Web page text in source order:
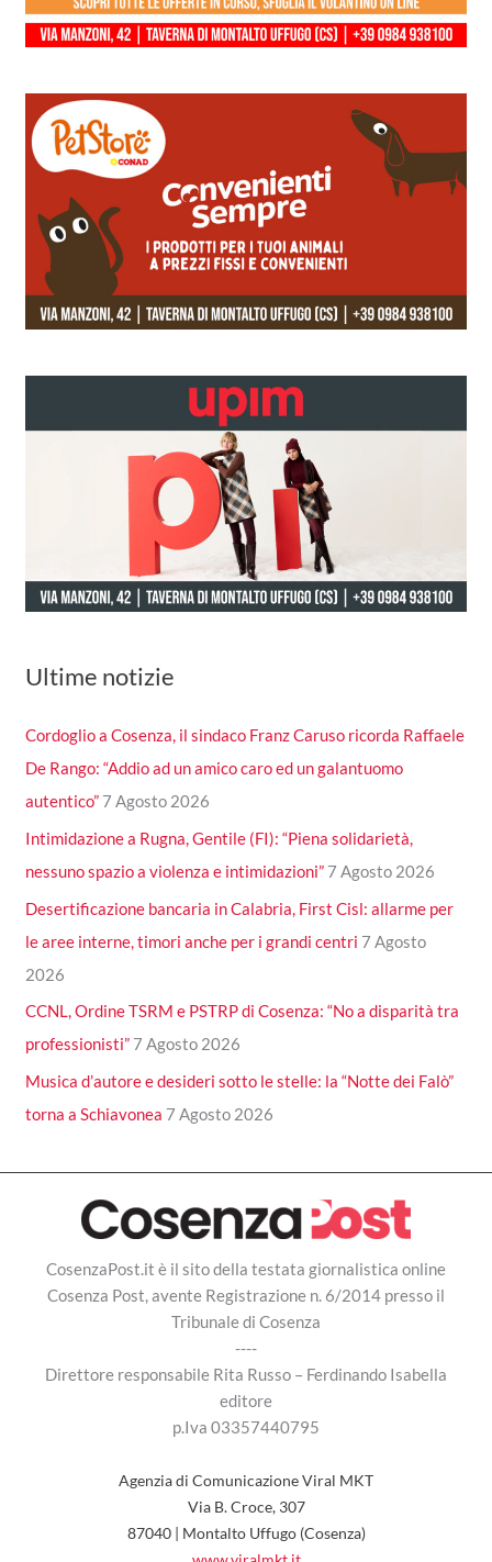
Ultime notizie
Cordoglio a Cosenza, il sindaco Franz Caruso ricorda Raffaele
De Rango: “Addio ad un amico caro ed un galantuomo
autentico” 7 Agosto 2026
Intimidazione a Rugna, Gentile (FI): “Piena solidarietà,
nessuno spazio a violenza e intimidazioni” 7 Agosto 2026
Desertificazione bancaria in Calabria, First Cisl: allarme per
le aree interne, timori anche per i grandi centri 7 Agosto
2026
CCNL, Ordine TSRM e PSTRP di Cosenza: “No a disparità tra
professionisti” 7 Agosto 2026
Musica d’autore e desideri sotto le stelle: la “Notte dei Falò”
torna a Schiavonea 7 Agosto 2026
CosenzaPost.it è il sito della testata giornalistica online
Cosenza Post, avente Registrazione n. 6/2014 presso il
Tribunale di Cosenza
----
Direttore responsabile Rita Russo – Ferdinando Isabella
editore
p.Iva 03357440795
Agenzia di Comunicazione Viral MKT
Via B. Croce, 307
87040 | Montalto Uffugo (Cosenza)